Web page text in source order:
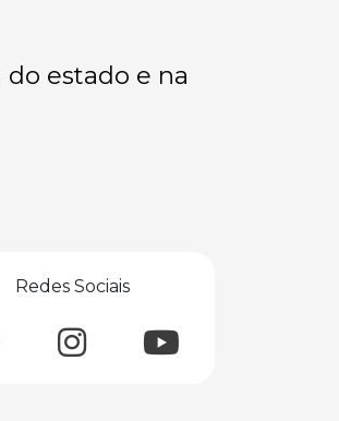
estado e na
Redes Sociais